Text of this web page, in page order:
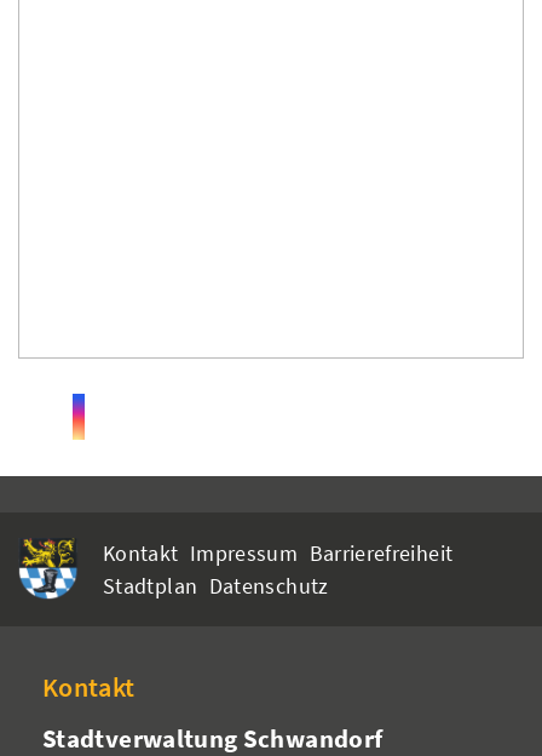
Kontakt Impressum Barrierefreiheit
Stadtplan Datenschutz
Kontakt
Stadtverwaltung Schwandorf